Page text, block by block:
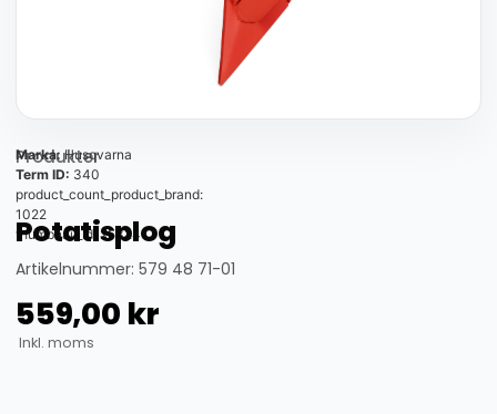
Produkter
Marka: Husqvarna
Term ID: 340
product_count_product_brand:
1022
thumbnail_id: 25324
Potatisplog
Artikelnummer: 579 48 71-01
559,00 kr
Inkl. moms